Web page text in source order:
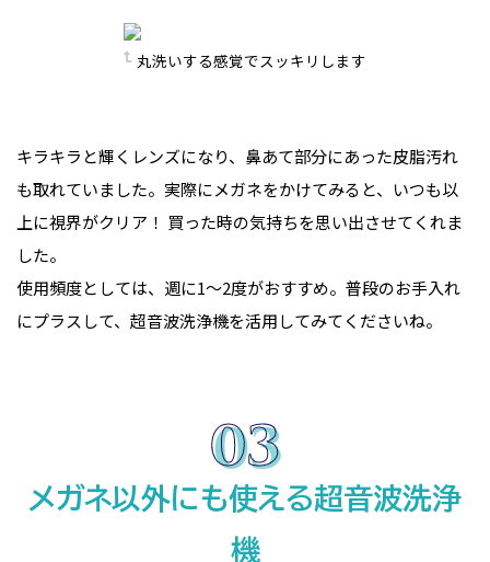
丸洗いする感覚でスッキリします
キラキラと輝くレンズになり、鼻あて部分にあった皮脂汚れ
も取れていました。実際にメガネをかけてみると、いつも以
上に視界がクリア！ 買った時の気持ちを思い出させてくれま
した。
使用頻度としては、週に1〜2度がおすすめ。普段のお手入れ
にプラスして、超音波洗浄機を活用してみてくださいね。
メガネ以外にも使える超音波洗浄
機